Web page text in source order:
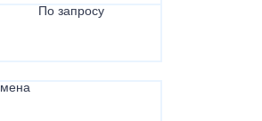
По запросу